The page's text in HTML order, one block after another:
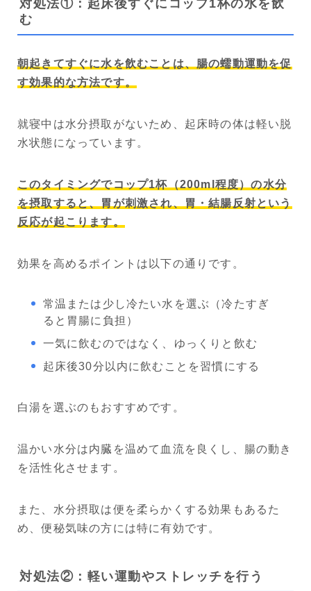
対処法①：起床後すぐにコップ1杯の水を飲
む
朝起きてすぐに水を飲むことは、腸の蠕動運動を促
す効果的な方法です。
就寝中は水分摂取がないため、起床時の体は軽い脱
水状態になっています。
このタイミングでコップ1杯（200ml程度）の水分
を摂取すると、胃が刺激され、胃・結腸反射という
反応が起こります。
効果を高めるポイントは以下の通りです。
常温または少し冷たい水を選ぶ（冷たすぎ
ると胃腸に負担）
一気に飲むのではなく、ゆっくりと飲む
起床後30分以内に飲むことを習慣にする
白湯を選ぶのもおすすめです。
温かい水分は内臓を温めて血流を良くし、腸の動き
を活性化させます。
また、水分摂取は便を柔らかくする効果もあるた
め、便秘気味の方には特に有効です。
対処法②：軽い運動やストレッチを行う